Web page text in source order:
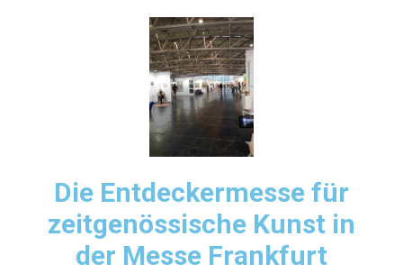
Die Entdeckermesse für
zeitgenössische Kunst in
der Messe Frankfurt